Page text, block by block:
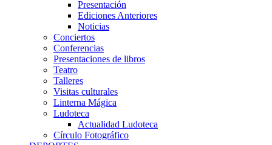
Presentación
Ediciones Anteriores
Noticias
Conciertos
Conferencias
Presentaciones de libros
Teatro
Talleres
Visitas culturales
Linterna Mágica
Ludoteca
Actualidad Ludoteca
Círculo Fotográfico